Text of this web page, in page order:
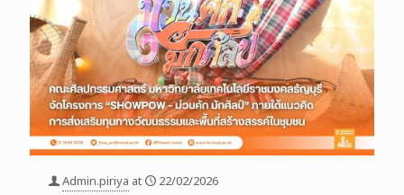
Admin.piriya at
22/02/2026